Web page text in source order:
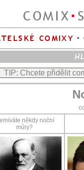
TIP: Chcete přidělit
někdy noční
můry?